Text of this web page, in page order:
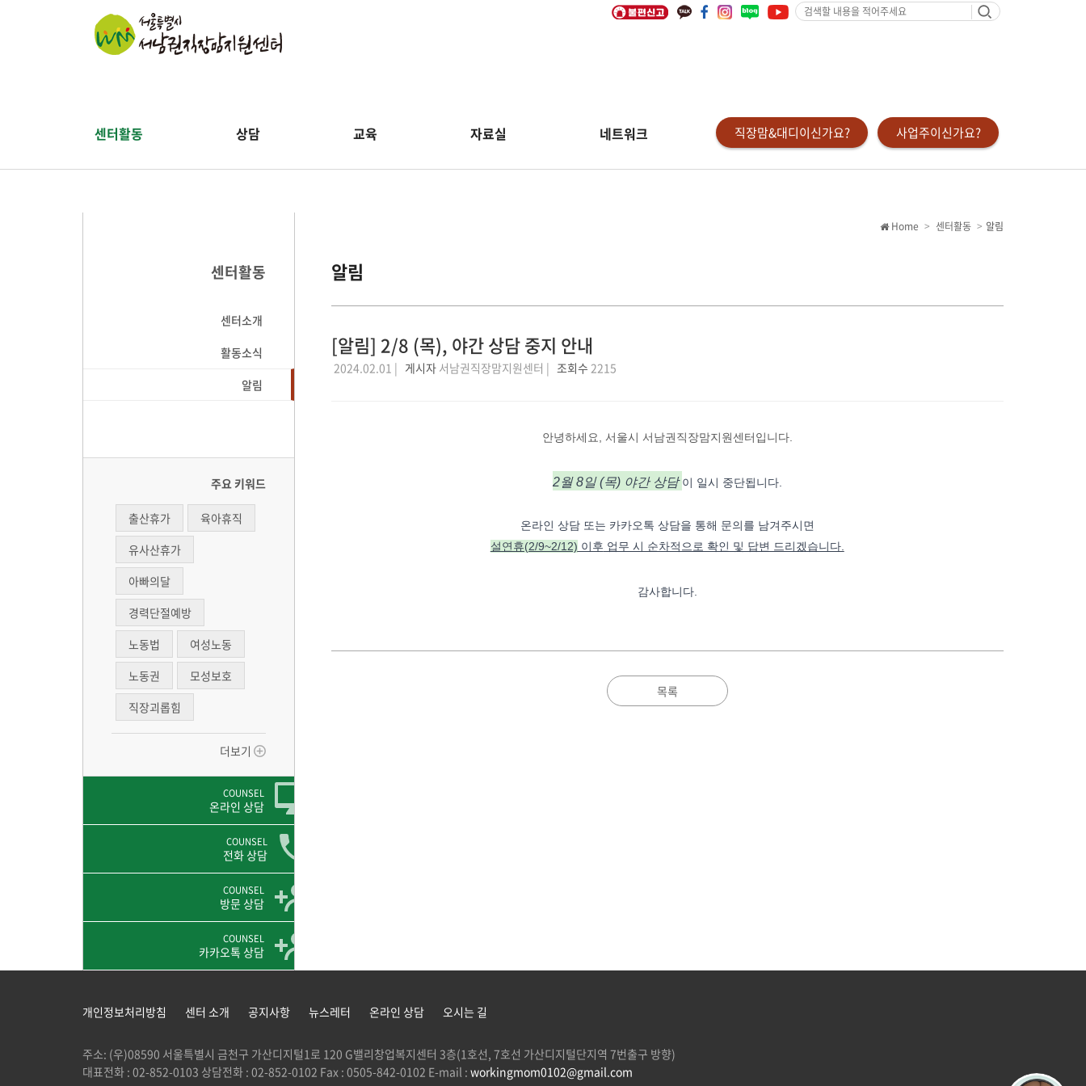
검
색
요
센터활동 상담 교육 자료실 네트워크 직장맘&대디이신가요? 사업주이신가요?
센터활동
센터소개
활동소식
알림
주요 키워드
출산휴가
육아휴직
유사산휴가
아빠의달
경력단절예방
노동법
여성노동
노동권
모성보호
직장괴롭힘
더보기
COUNSEL
온라인 상담
COUNSEL
전화 상담
COUNSEL
방문 상담
COUNSEL
카카오톡 상담
알림
Home 센터활동 알림
[알림] 2/8 (목), 야간 상담 중지 안내
2024.02.01 | 게시자서남권직장맘지원센터 | 조회수 2215
안녕하세요, 서울시 서남권직장맘지원센터입니다.
2월 8일 (목) 야간 상담이 일시 중단됩니다.
온라인 상담 또는 카카오톡 상담을 통해 문의를 남겨주시면
설연휴(2/9~2/12) 이후 업무 시 순차적으로 확인 및 답변 드리겠습니다.
감사합니다.
목록
개인정보처리방침 센터 소개 공지사항 뉴스레터 온라인 상담 오시는 길
주소: (우)08590 서울특별시 금천구 가산디지털1로 120 G밸리창업복지센터 3층(1호선, 7호선 가산디지털단지역 7번출구 방향)
대표전화 : 02-852-0103 상담전화 : 02-852-0102 Fax : 0505-842-0102 E-mail : workingmom0102@gmail.com